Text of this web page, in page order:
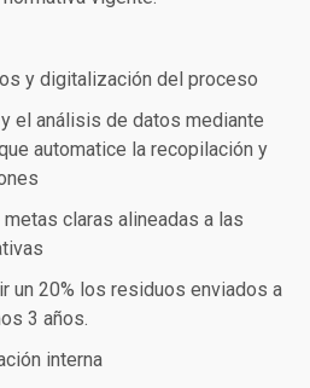
y digitalización del proceso
el análisis de datos mediante
automatice la recopilación y
claras alineadas a las
un 20% los residuos enviados a
3 años.
interna